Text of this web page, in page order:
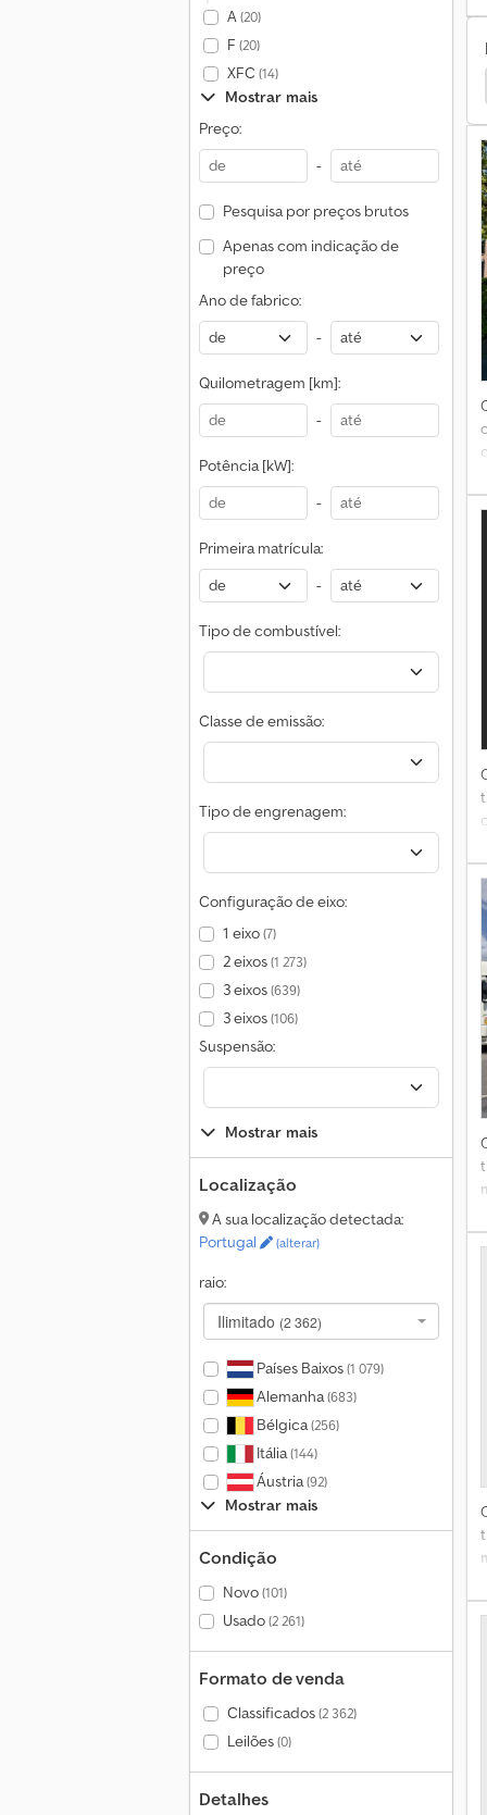
A(20)
F (20)
XFC (14)
Mostrar mais
Preço:
-
Pesquisa por preços brutos
Apenas com indicação de
preço
Ano de fabrico:
-
Quilometragem [km]:
-
Potência [kW]:
-
Primeira matrícula:
-
Tipo de combustível:
Classe de emissão:
Tipo de engrenagem:
Configuração de eixo:
1 eixo(7)
2 eixos(1 273)
3 eixos(639)
3 eixos(106)
Suspensão:
Mostrar mais
Localização
A sua localização detectada:
Portugal
(alterar)
raio:
Ilimitado (2 362)
Países Baixos(1 079)
Alemanha(683)
Bélgica(256)
Itália(144)
Áustria(92)
Mostrar mais
Condição
Novo(101)
Usado(2 261)
Formato de venda
Classificados(2 362)
Leilões(0)
Detalhes
Mercedes-Benz Atego Maquinaria Agrícola